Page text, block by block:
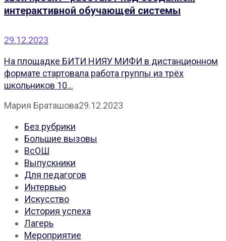
интерактивной обучающей системы
29.12.2023
На площадке БИТИ НИЯУ МИФИ в дистанционном
формате стартовала работа группы из трёх
школьников 10...
Мария Браташова29.12.2023
Без рубрики
Большие вызовы
ВсОШ
Выпускники
Для педагогов
Интервью
Искусство
История успеха
Лагерь
Мероприятие